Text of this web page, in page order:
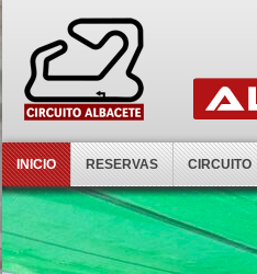
INICIO RESERVAS CIRCUITO